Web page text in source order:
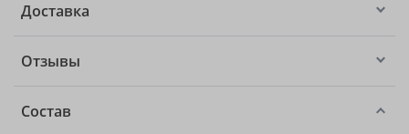
Доставка
Отзывы
Состав